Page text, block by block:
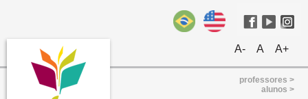
A- A A+
professores >
alunos >